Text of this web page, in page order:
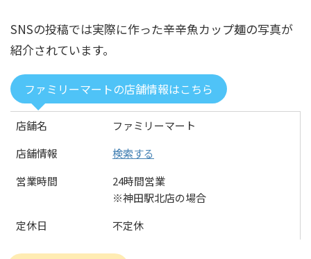
SNSの投稿では実際に作った辛辛魚カップ麺の写真が
紹介されています。
ファミリーマートの店舗情報はこちら
店舗名
ファミリーマート
店舗情報
検索する
営業時間
24時間営業
※神田駅北店の場合
定休日
不定休